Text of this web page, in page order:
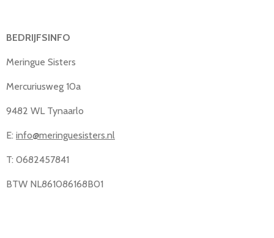
BEDRIJFSINFO
Meringue Sisters
Mercuriusweg 10a
9482 WL Tynaarlo
E: info@meringuesisters.nl
T: 0682457841
BTW NL861086168B01